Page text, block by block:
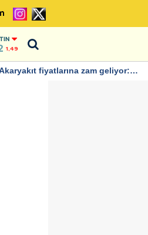
1,49
fiyatlarına zam geliyor: